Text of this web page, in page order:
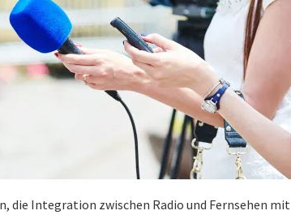
die Integration zwischen Radio und Fernsehen mit